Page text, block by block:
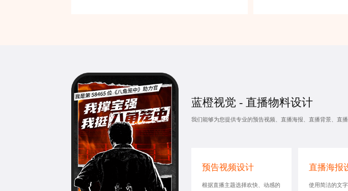
蓝橙视觉 - 直播物料设计
我们能够为您提供专业的预告视频、直播海报、直播背景、直
预告视频设计
根据直播主题选择欢快、动感的
直播海报
使用简洁的文